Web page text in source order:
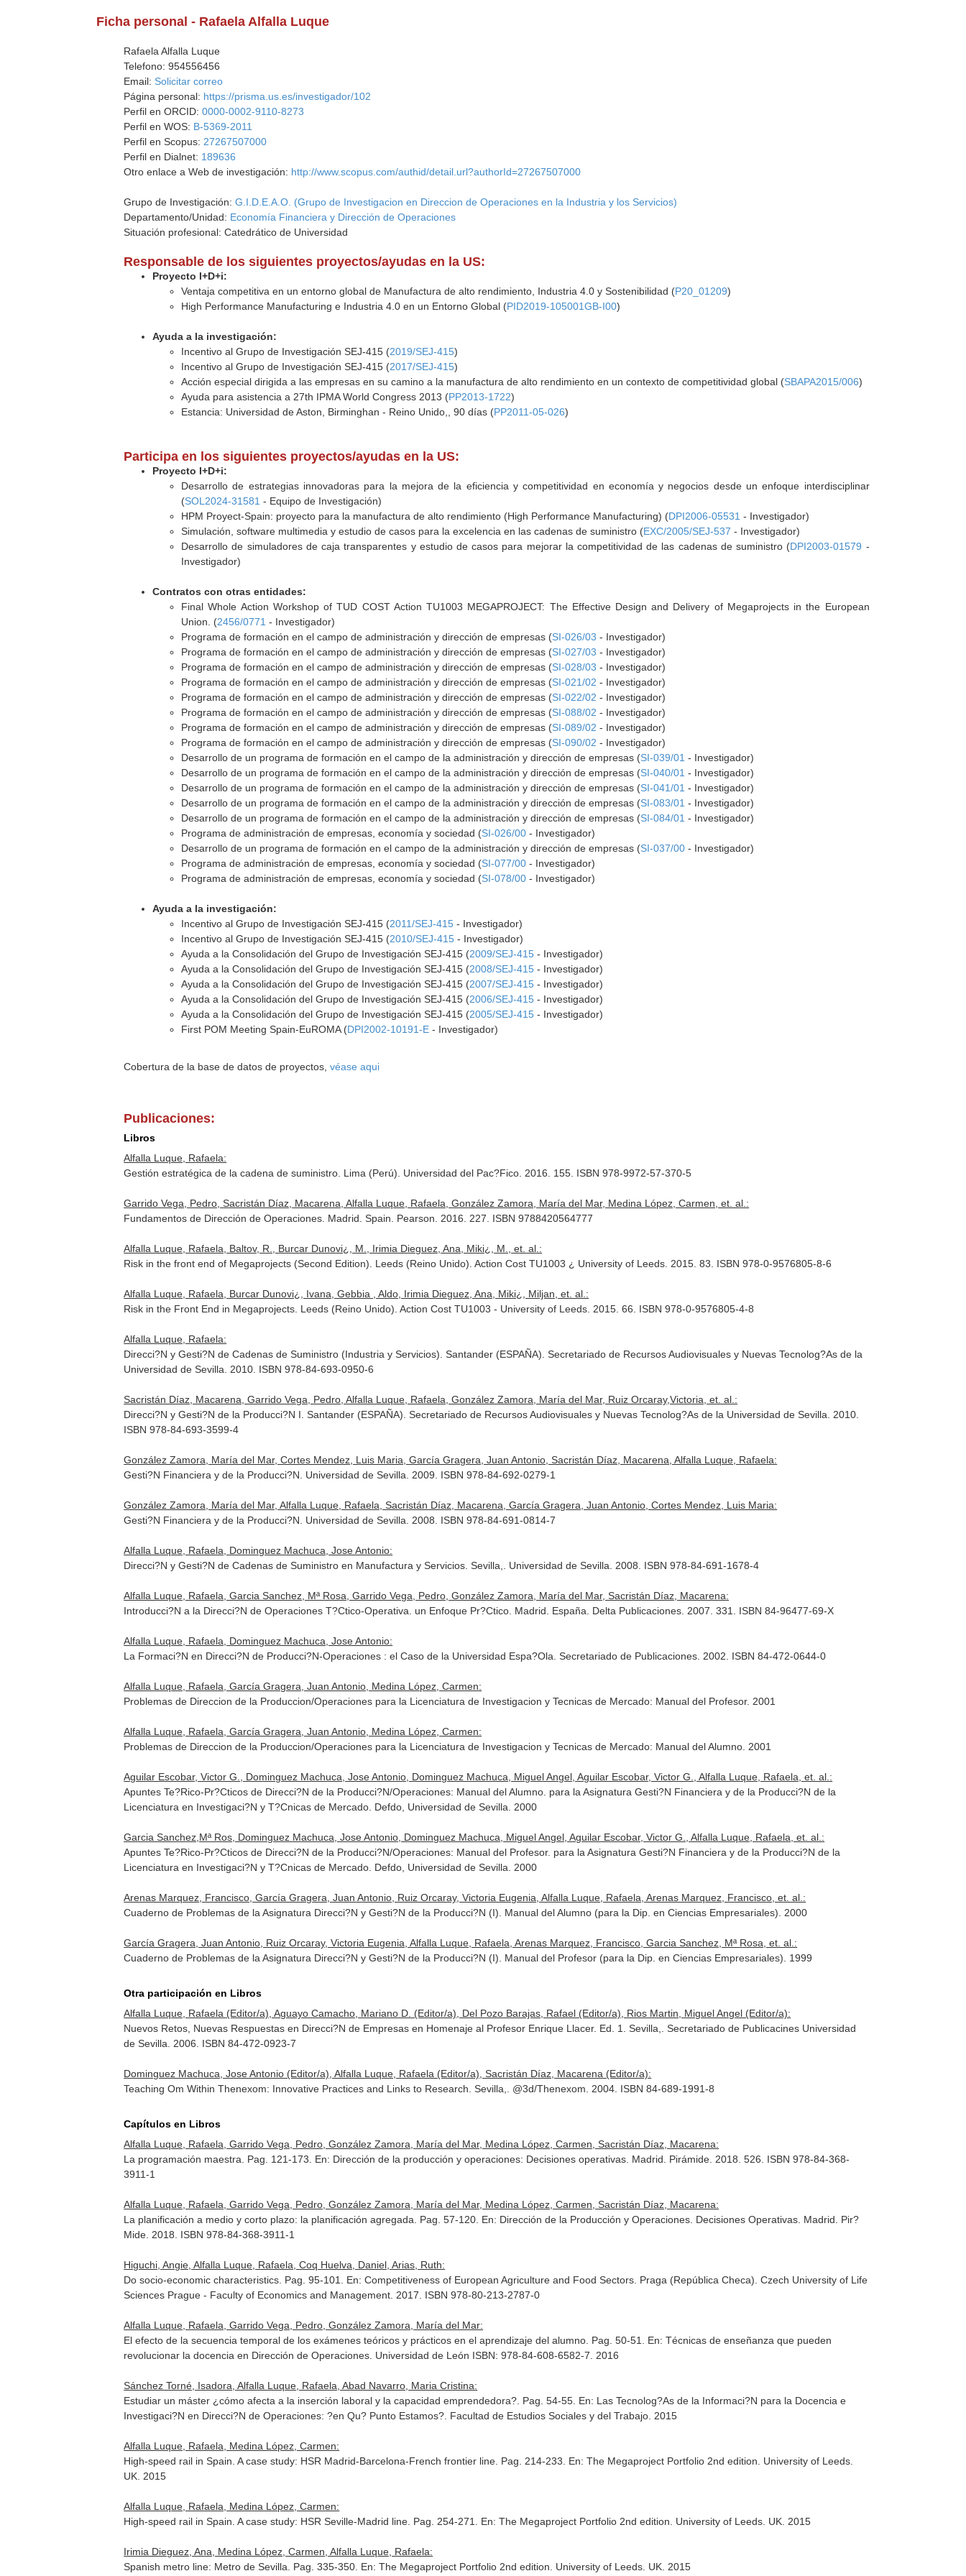
Ficha personal - Rafaela Alfalla Luque
Rafaela Alfalla Luque
Telefono: 954556456
Email: Solicitar correo
Página personal: https://prisma.us.es/investigador/102
Perfil en ORCID:0000-0002-9110-8273
Perfil en WOS: B-5369-2011
Perfil en Scopus: 27267507000
Perfil en Dialnet: 189636
Otro enlace a Web de investigación: http://www.scopus.com/authid/detail.url?authorId=27267507000
Grupo de Investigación:G.I.D.E.A.O. (Grupo de Investigacion en Direccion de Operaciones en la Industria y los Servicios)
Departamento/Unidad: Economía Financiera y Dirección de Operaciones
Situación profesional: Catedrático de Universidad
Responsable de los siguientes proyectos/ayudas en la US:
Proyecto I+D+i:
Ventaja competitiva en un entorno global de Manufactura de alto rendimiento, Industria 4.0 y Sostenibilidad (P20_01209)
High Performance Manufacturing e Industria 4.0 en un Entorno Global (PID2019-105001GB-I00)
Ayuda a la investigación:
Incentivo al Grupo de Investigación SEJ-415 (2019/SEJ-415)
Incentivo al Grupo de Investigación SEJ-415 (2017/SEJ-415)
Acción especial dirigida a las empresas en su camino a la manufactura de alto rendimiento en un contexto de competitividad global (SBAPA2015/006)
Ayuda para asistencia a 27th IPMA World Congress 2013 (PP2013-1722)
Estancia: Universidad de Aston, Birminghan - Reino Unido,, 90 días (PP2011-05-026)
Participa en los siguientes proyectos/ayudas en la US:
Proyecto I+D+i:
Desarrollo de estrategias innovadoras para la mejora de la eficiencia y competitividad en economía y negocios desde un enfoque interdisciplinar
(SOL2024-31581 - Equipo de Investigación)
HPM Proyect-Spain: proyecto para la manufactura de alto rendimiento (High Performance Manufacturing) (DPI2006-05531 - Investigador)
Simulación, software multimedia y estudio de casos para la excelencia en las cadenas de suministro (EXC/2005/SEJ-537 - Investigador)
Desarrollo de simuladores de caja transparentes y estudio de casos para mejorar la competitividad de las cadenas de suministro (DPI2003-01579 -
Investigador)
Contratos con otras entidades:
Final Whole Action Workshop of TUD COST Action TU1003 MEGAPROJECT: The Effective Design and Delivery of Megaprojects in the European
Union. (2456/0771 - Investigador)
Programa de formación en el campo de administración y dirección de empresas (SI-026/03 - Investigador)
Programa de formación en el campo de administración y dirección de empresas (SI-027/03 - Investigador)
Programa de formación en el campo de administración y dirección de empresas (SI-028/03 - Investigador)
Programa de formación en el campo de administración y dirección de empresas (SI-021/02 - Investigador)
Programa de formación en el campo de administración y dirección de empresas (SI-022/02 - Investigador)
Programa de formación en el campo de administración y dirección de empresas (SI-088/02 - Investigador)
Programa de formación en el campo de administración y dirección de empresas (SI-089/02 - Investigador)
Programa de formación en el campo de administración y dirección de empresas (SI-090/02 - Investigador)
Desarrollo de un programa de formación en el campo de la administración y dirección de empresas (SI-039/01 - Investigador)
Desarrollo de un programa de formación en el campo de la administración y dirección de empresas (SI-040/01 - Investigador)
Desarrollo de un programa de formación en el campo de la administración y dirección de empresas (SI-041/01 - Investigador)
Desarrollo de un programa de formación en el campo de la administración y dirección de empresas (SI-083/01 - Investigador)
Desarrollo de un programa de formación en el campo de la administración y dirección de empresas (SI-084/01 - Investigador)
Programa de administración de empresas, economía y sociedad (SI-026/00 - Investigador)
Desarrollo de un programa de formación en el campo de la administración y dirección de empresas (SI-037/00 - Investigador)
Programa de administración de empresas, economía y sociedad (SI-077/00 - Investigador)
Programa de administración de empresas, economía y sociedad (SI-078/00 - Investigador)
Ayuda a la investigación:
Incentivo al Grupo de Investigación SEJ-415 (2011/SEJ-415 - Investigador)
Incentivo al Grupo de Investigación SEJ-415 (2010/SEJ-415 - Investigador)
Ayuda a la Consolidación del Grupo de Investigación SEJ-415 (2009/SEJ-415 - Investigador)
Ayuda a la Consolidación del Grupo de Investigación SEJ-415 (2008/SEJ-415 - Investigador)
Ayuda a la Consolidación del Grupo de Investigación SEJ-415 (2007/SEJ-415 - Investigador)
Ayuda a la Consolidación del Grupo de Investigación SEJ-415 (2006/SEJ-415 - Investigador)
Ayuda a la Consolidación del Grupo de Investigación SEJ-415 (2005/SEJ-415 - Investigador)
First POM Meeting Spain-EuROMA (DPI2002-10191-E - Investigador)
Cobertura de la base de datos de proyectos,véase aqui
Publicaciones:
Libros
Alfalla Luque, Rafaela:
Gestión estratégica de la cadena de suministro. Lima (Perú). Universidad del Pac?Fico. 2016. 155. ISBN 978-9972-57-370-5
Garrido Vega, Pedro, Sacristán Díaz, Macarena, Alfalla Luque, Rafaela, González Zamora, María del Mar, Medina López, Carmen, et. al.:
Fundamentos de Dirección de Operaciones. Madrid. Spain. Pearson. 2016. 227. ISBN 9788420564777
Alfalla Luque, Rafaela, Baltov, R., Burcar Dunovi¿, M., Irimia Dieguez, Ana, Miki¿, M., et. al.:
Risk in the front end of Megaprojects (Second Edition). Leeds (Reino Unido). Action Cost TU1003 ¿ University of Leeds. 2015. 83. ISBN 978-0-9576805-8-6
Alfalla Luque, Rafaela, Burcar Dunovi¿, Ivana, Gebbia , Aldo, Irimia Dieguez, Ana, Miki¿, Miljan, et. al.:
Risk in the Front End in Megaprojects. Leeds (Reino Unido). Action Cost TU1003 - University of Leeds. 2015. 66. ISBN 978-0-9576805-4-8
Alfalla Luque, Rafaela:
Direcci?N y Gesti?N de Cadenas de Suministro (Industria y Servicios). Santander (ESPAÑA). Secretariado de Recursos Audiovisuales y Nuevas Tecnolog?As de la
Universidad de Sevilla. 2010. ISBN 978-84-693-0950-6
Sacristán Díaz, Macarena, Garrido Vega, Pedro, Alfalla Luque, Rafaela, González Zamora, María del Mar, Ruiz Orcaray,Victoria, et. al.:
Direcci?N y Gesti?N de la Producci?N I. Santander (ESPAÑA). Secretariado de Recursos Audiovisuales y Nuevas Tecnolog?As de la Universidad de Sevilla. 2010.
ISBN 978-84-693-3599-4
González Zamora, María del Mar, Cortes Mendez, Luis Maria, García Gragera, Juan Antonio, Sacristán Díaz, Macarena, Alfalla Luque, Rafaela:
Gesti?N Financiera y de la Producci?N. Universidad de Sevilla. 2009. ISBN 978-84-692-0279-1
González Zamora, María del Mar, Alfalla Luque, Rafaela, Sacristán Díaz, Macarena, García Gragera, Juan Antonio, Cortes Mendez, Luis Maria:
Gesti?N Financiera y de la Producci?N. Universidad de Sevilla. 2008. ISBN 978-84-691-0814-7
Alfalla Luque, Rafaela, Dominguez Machuca, Jose Antonio:
Direcci?N y Gesti?N de Cadenas de Suministro en Manufactura y Servicios. Sevilla,. Universidad de Sevilla. 2008. ISBN 978-84-691-1678-4
Alfalla Luque, Rafaela, Garcia Sanchez, Mª Rosa, Garrido Vega, Pedro, González Zamora, María del Mar, Sacristán Díaz, Macarena:
Introducci?N a la Direcci?N de Operaciones T?Ctico-Operativa. un Enfoque Pr?Ctico. Madrid. España. Delta Publicaciones. 2007. 331. ISBN 84-96477-69-X
Alfalla Luque, Rafaela, Dominguez Machuca, Jose Antonio:
La Formaci?N en Direcci?N de Producci?N-Operaciones : el Caso de la Universidad Espa?Ola. Secretariado de Publicaciones. 2002. ISBN 84-472-0644-0
Alfalla Luque, Rafaela, García Gragera, Juan Antonio, Medina López, Carmen:
Problemas de Direccion de la Produccion/Operaciones para la Licenciatura de Investigacion y Tecnicas de Mercado: Manual del Profesor. 2001
Alfalla Luque, Rafaela, García Gragera, Juan Antonio, Medina López, Carmen:
Problemas de Direccion de la Produccion/Operaciones para la Licenciatura de Investigacion y Tecnicas de Mercado: Manual del Alumno. 2001
Aguilar Escobar, Victor G., Dominguez Machuca, Jose Antonio, Dominguez Machuca, Miguel Angel, Aguilar Escobar, Victor G., Alfalla Luque, Rafaela, et. al.:
Apuntes Te?Rico-Pr?Cticos de Direcci?N de la Producci?N/Operaciones: Manual del Alumno. para la Asignatura Gesti?N Financiera y de la Producci?N de la
Licenciatura en Investigaci?N y T?Cnicas de Mercado. Defdo, Universidad de Sevilla. 2000
Garcia Sanchez,Mª Ros, Dominguez Machuca, Jose Antonio, Dominguez Machuca, Miguel Angel, Aguilar Escobar, Victor G., Alfalla Luque, Rafaela, et. al.:
Apuntes Te?Rico-Pr?Cticos de Direcci?N de la Producci?N/Operaciones: Manual del Profesor. para la Asignatura Gesti?N Financiera y de la Producci?N de la
Licenciatura en Investigaci?N y T?Cnicas de Mercado. Defdo, Universidad de Sevilla. 2000
Arenas Marquez, Francisco, García Gragera, Juan Antonio, Ruiz Orcaray, Victoria Eugenia, Alfalla Luque, Rafaela, Arenas Marquez, Francisco, et. al.:
Cuaderno de Problemas de la Asignatura Direcci?N y Gesti?N de la Producci?N (I). Manual del Alumno (para la Dip. en Ciencias Empresariales). 2000
García Gragera, Juan Antonio, Ruiz Orcaray, Victoria Eugenia, Alfalla Luque, Rafaela, Arenas Marquez, Francisco, Garcia Sanchez, Mª Rosa, et. al.:
Cuaderno de Problemas de la Asignatura Direcci?N y Gesti?N de la Producci?N (I). Manual del Profesor (para la Dip. en Ciencias Empresariales). 1999
Otra participación en Libros
Alfalla Luque, Rafaela (Editor/a), Aguayo Camacho, Mariano D. (Editor/a), Del Pozo Barajas, Rafael (Editor/a), Rios Martin, Miguel Angel (Editor/a):
Nuevos Retos, Nuevas Respuestas en Direcci?N de Empresas en Homenaje al Profesor Enrique Llacer. Ed. 1. Sevilla,. Secretariado de Publicacines Universidad
de Sevilla. 2006. ISBN 84-472-0923-7
Dominguez Machuca, Jose Antonio (Editor/a), Alfalla Luque, Rafaela (Editor/a), Sacristán Díaz, Macarena (Editor/a):
Teaching Om Within Thenexom: Innovative Practices and Links to Research. Sevilla,. @3d/Thenexom. 2004. ISBN 84-689-1991-8
Capítulos en Libros
Alfalla Luque, Rafaela, Garrido Vega, Pedro, González Zamora, María del Mar, Medina López, Carmen, Sacristán Díaz, Macarena:
La programación maestra. Pag. 121-173. En: Dirección de la producción y operaciones: Decisiones operativas . Madrid. Pirámide. 2018. 526. ISBN 978-84-368-
3911-1
Alfalla Luque, Rafaela, Garrido Vega, Pedro, González Zamora, María del Mar, Medina López, Carmen, Sacristán Díaz, Macarena:
La planificación a medio y corto plazo: la planificación agregada. Pag. 57-120. En: Dirección de la Producción y Operaciones. Decisiones Operativas . Madrid. Pir?
Mide. 2018. ISBN 978-84-368-3911-1
Higuchi, Angie, Alfalla Luque, Rafaela, Coq Huelva, Daniel, Arias, Ruth:
Do socio-economic characteristics. Pag. 95-101. En: Competitiveness of European Agriculture and Food Sectors . Praga (República Checa). Czech University of Life
Sciences Prague - Faculty of Economics and Management. 2017. ISBN 978-80-213-2787-0
Alfalla Luque, Rafaela, Garrido Vega, Pedro, González Zamora, María del Mar:
El efecto de la secuencia temporal de los exámenes teóricos y prácticos en el aprendizaje del alumno. Pag. 50-51. En: Técnicas de enseñanza que pueden
revolucionar la docencia en Dirección de Operaciones . Universidad de León ISBN: 978-84-608-6582-7. 2016
Sánchez Torné, Isadora, Alfalla Luque, Rafaela, Abad Navarro, Maria Cristina:
Estudiar un máster ¿cómo afecta a la inserción laboral y la capacidad emprendedora?. Pag. 54-55. En: Las Tecnolog?As de la Informaci?N para la Docencia e
Investigaci?N en Direcci?N de Operaciones: ?en Qu? Punto Estamos? . Facultad de Estudios Sociales y del Trabajo. 2015
Alfalla Luque, Rafaela, Medina López, Carmen:
High-speed rail in Spain. A case study: HSR Madrid-Barcelona-French frontier line. Pag. 214-233. En: The Megaproject Portfolio 2nd edition . University of Leeds.
UK. 2015
Alfalla Luque, Rafaela, Medina López, Carmen:
High-speed rail in Spain. A case study: HSR Seville-Madrid line. Pag. 254-271. En: The Megaproject Portfolio 2nd edition . University of Leeds. UK. 2015
Irimia Dieguez, Ana, Medina López, Carmen, Alfalla Luque, Rafaela:
Spanish metro line: Metro de Sevilla. Pag. 335-350. En: The Megaproject Portfolio 2nd edition . University of Leeds. UK. 2015